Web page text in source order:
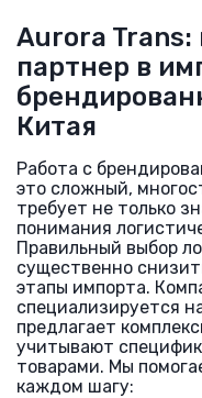
Aurora
партнер в
Китая
Работа с
это сложный,
требует не только
понимания
Правильный выбор
существенно
этапы импорта.
специализируется
предлагает
учитывают
товарами. Мы
каждом шагу: